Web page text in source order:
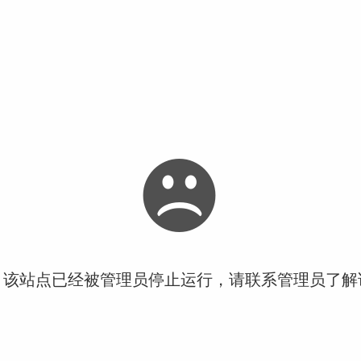
站点已经被管理员停止运行，请联系管理员了